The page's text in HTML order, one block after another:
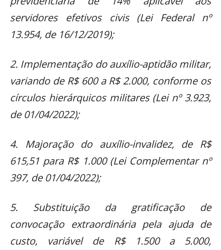
servidores efetivos civis (Lei Federal nº
13.954, de 16/12/2019);
2. Implementação do auxílio-aptidão militar,
variando de R$ 600 a R$ 2.000, conforme os
círculos hierárquicos militares (Lei nº 3.923,
de 01/04/2022);
4. Majoração do auxílio-invalidez, de R$
615,51 para R$ 1.000 (Lei Complementar nº
397, de 01/04/2022);
5. Substituição da gratificação de
convocação extraordinária pela ajuda de
custo, variável de R$ 1.500 a 5.000,